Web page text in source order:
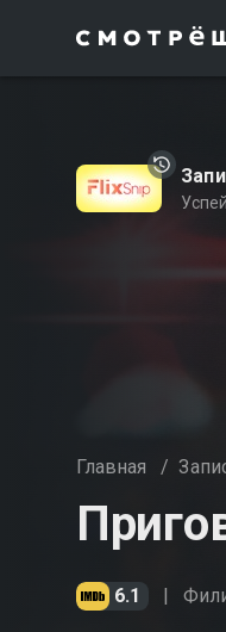
Главная /
6.1